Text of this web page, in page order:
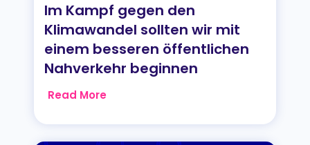
Im Kampf gegen den
Klimawandel sollten wir mit
einem besseren öffentlichen
Nahverkehr beginnen
Read More